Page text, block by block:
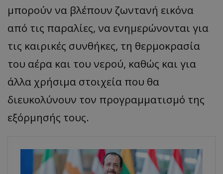
μπορούν να βλέπουν ζωντανή εικόνα
από τις παραλίες, να ενημερώνονται για
τις καιρικές συνθήκες, τη θερμοκρασία
του αέρα και του νερού, καθώς και για
άλλα χρήσιμα στοιχεία που θα
διευκολύνουν τον προγραμματισμό της
εξόρμησής τους.